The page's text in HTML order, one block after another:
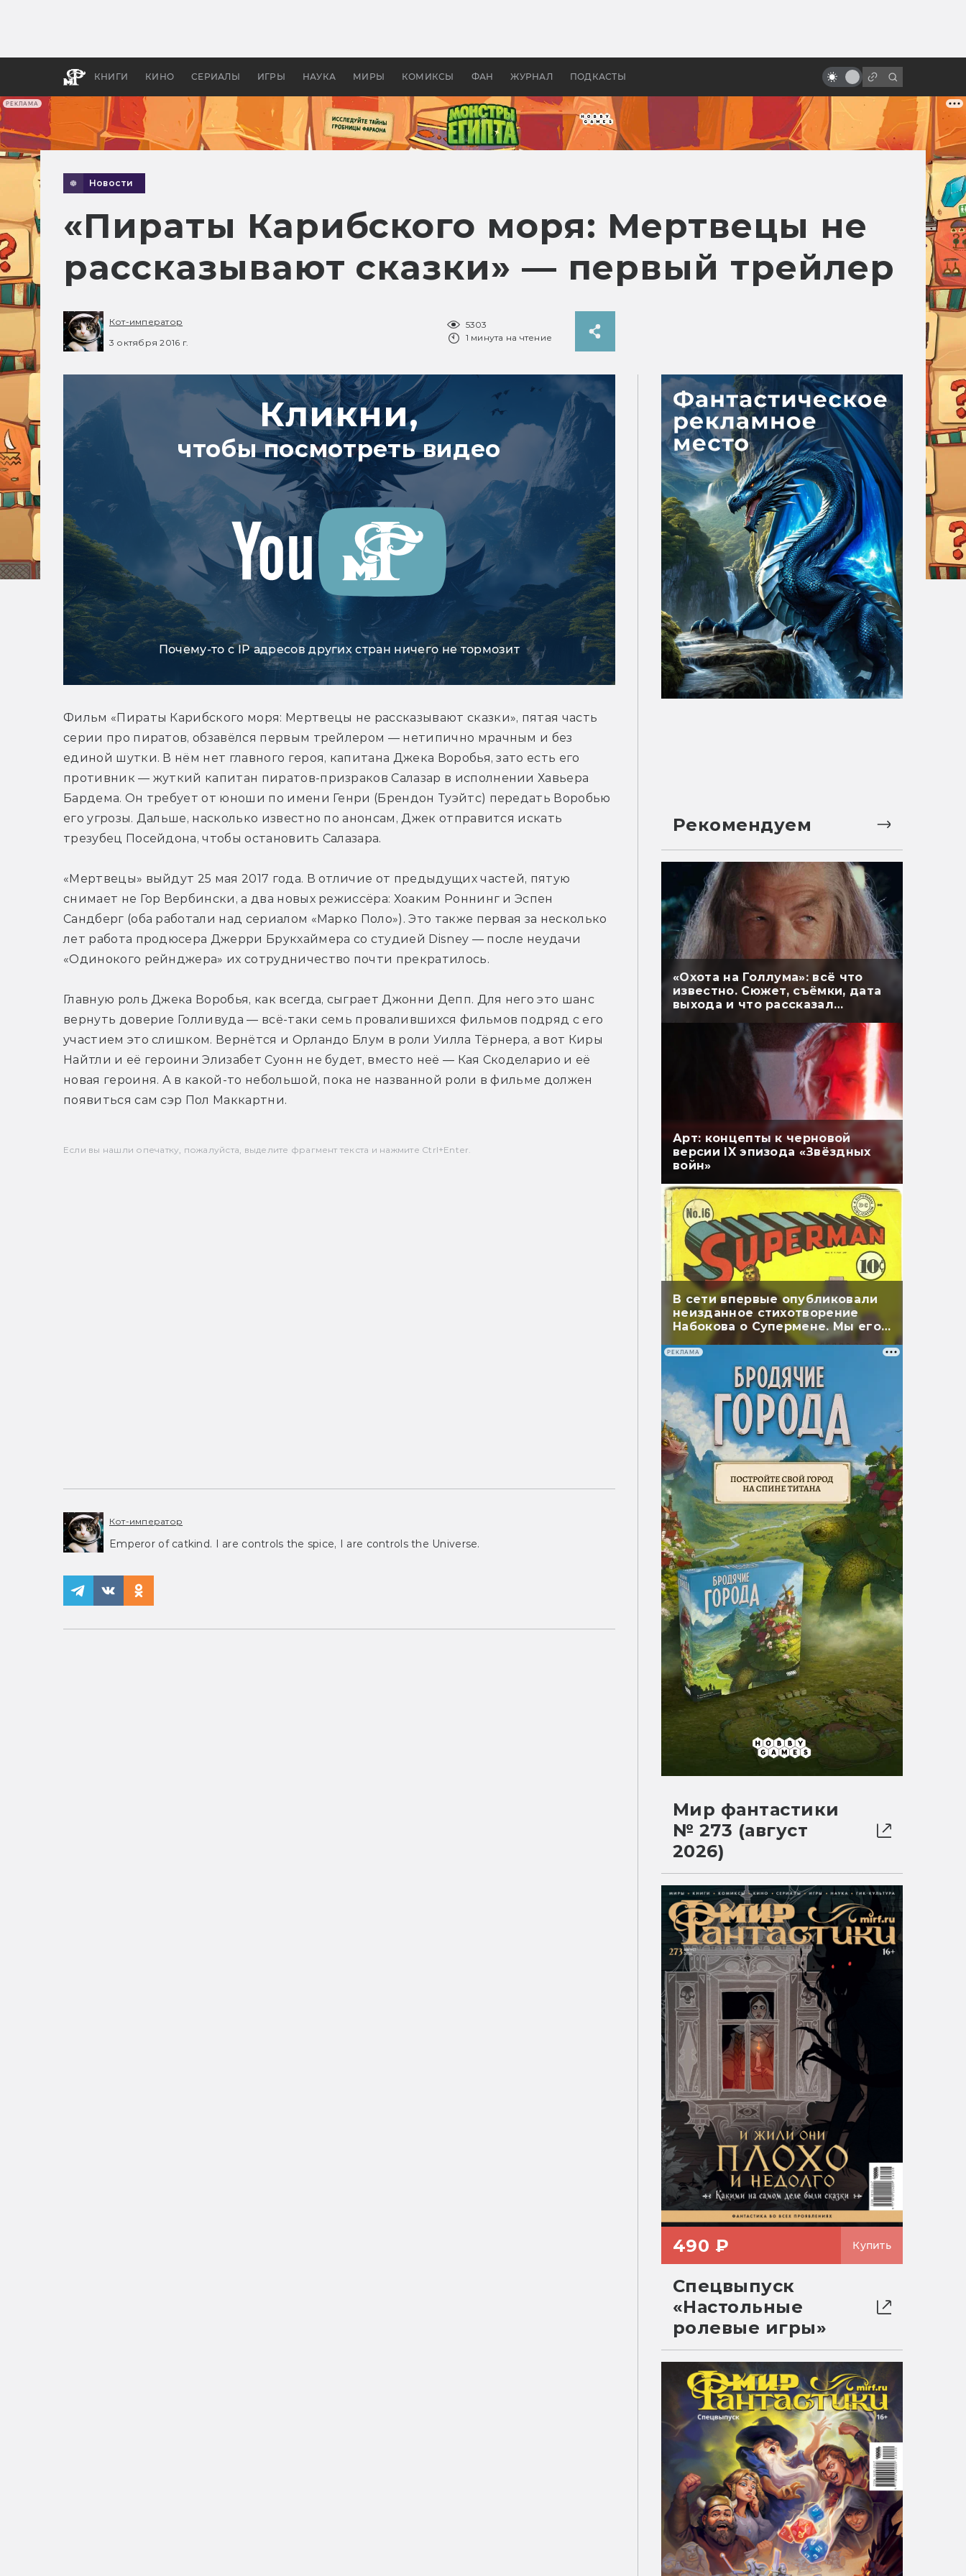
РЕКЛАМА
КНИГИ КИНО СЕРИАЛЫ ИГРЫ НАУКА МИРЫ КОМИКСЫ ФАН ЖУРНАЛ ПОДКАСТЫ
апокалипсис, в России —
бы «Властелина колец»
никто не понял
Новости
«Пираты Карибского моря: Мертвецы не
рассказывают сказки» — первый трейлер
Кот-император
3 октября 2016 г.
5303
1 минута на чтение
Кликни,
чтобы посмотреть видео
Почему-то с IP адресов других стран ничего не тормозит
Фильм «Пираты Карибского моря: Мертвецы не рассказывают сказки», пятая часть
серии про пиратов, обзавёлся первым трейлером — нетипично мрачным и без
единой шутки. В нём нет главного героя, капитана Джека Воробья, зато есть его
противник — жуткий капитан пиратов-призраков Салазар в исполнении Хавьера
Бардема. Он требует от юноши по имени Генри (Брендон Туэйтс) передать Воробью
его угрозы. Дальше, насколько известно по анонсам, Джек отправится искать
трезубец Посейдона, чтобы остановить Салазара.
«Мертвецы» выйдут 25 мая 2017 года. В отличие от предыдущих частей, пятую
снимает не Гор Вербински, а два новых режиссёра: Хоаким Роннинг и Эспен
Сандберг (оба работали над сериалом «Марко Поло»). Это также первая за несколько
лет работа продюсера Джерри Брукхаймера со студией Disney — после неудачи
«Одинокого рейнджера» их сотрудничество почти прекратилось.
Главную роль Джека Воробья, как всегда, сыграет Джонни Депп. Для него это шанс
вернуть доверие Голливуда — всё-таки семь провалившихся фильмов подряд с его
участием это слишком. Вернётся и Орландо Блум в роли Уилла Тёрнера, а вот Киры
Найтли и её героини Элизабет Суонн не будет, вместо неё — Кая Скоделарио и её
новая героиня. А в какой-то небольшой, пока не названной роли в фильме должен
появиться сам сэр Пол Маккартни.
Если вы нашли опечатку, пожалуйста, выделите фрагмент текста и нажмите Ctrl+Enter.
Кот-император
Emperor of catkind. I are controls the spice, I are controls the Universe.
Рекомендуем
«Охота на Голлума»: всё что
известно. Сюжет, съёмки, дата
выхода и что рассказал
Арт: концепты к черновой
версии IX эпизода «Звёздных
войн»
В сети впервые опубликовали
неизданное стихотворение
Набокова о Супермене. Мы его
перевели
РЕКЛАМА
Мир фантастики
№ 273 (август
2026)
490 ₽ Купить
Спецвыпуск
«Настольные
ролевые игры»